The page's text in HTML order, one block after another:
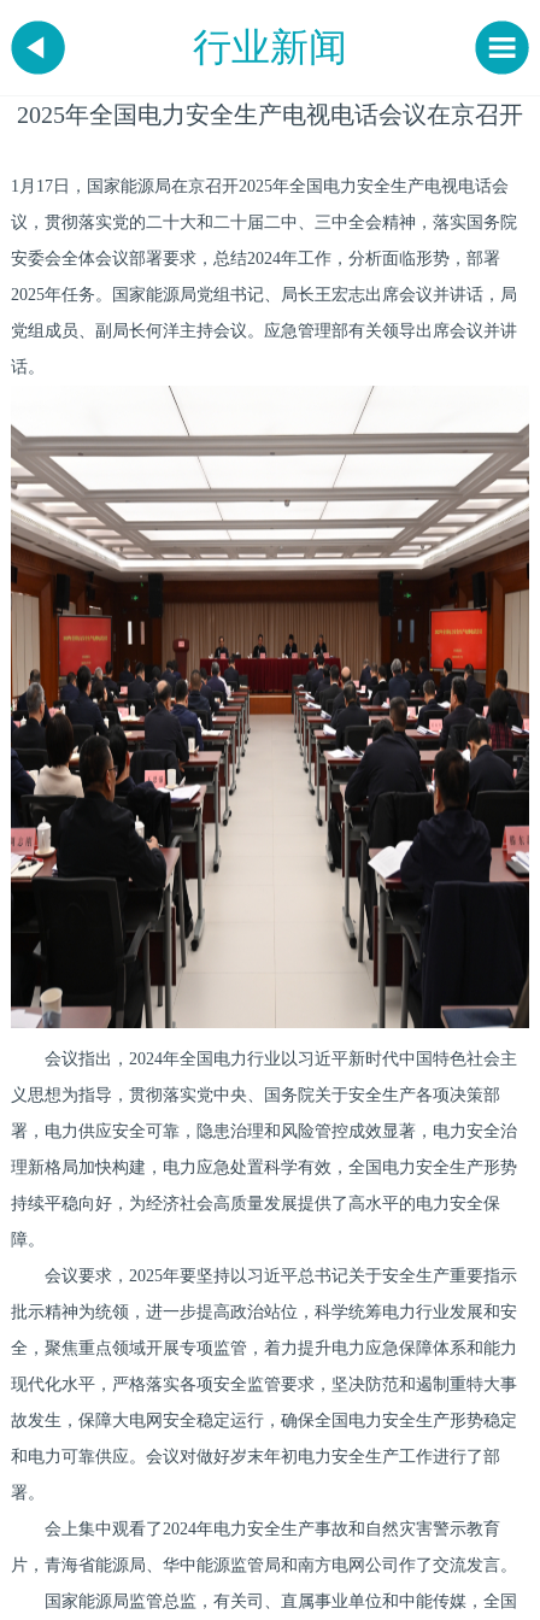
行业新闻
2025年全国电力安全生产电视电话会议在京召开
1月17日，国家能源局在京召开2025年全国电力安全生产电视电话会
议，贯彻落实党的二十大和二十届二中、三中全会精神，落实国务院
安委会全体会议部署要求，总结2024年工作，分析面临形势，部署
2025年任务。国家能源局党组书记、局长王宏志出席会议并讲话，局
党组成员、副局长何洋主持会议。应急管理部有关领导出席会议并讲
话。
会议指出，2024年全国电力行业以习近平新时代中国特色社会主
义思想为指导，贯彻落实党中央、国务院关于安全生产各项决策部
署，电力供应安全可靠，隐患治理和风险管控成效显著，电力安全治
理新格局加快构建，电力应急处置科学有效，全国电力安全生产形势
持续平稳向好，为经济社会高质量发展提供了高水平的电力安全保
障。
会议要求，2025年要坚持以习近平总书记关于安全生产重要指示
批示精神为统领，进一步提高政治站位，科学统筹电力行业发展和安
全，聚焦重点领域开展专项监管，着力提升电力应急保障体系和能力
现代化水平，严格落实各项安全监管要求，坚决防范和遏制重特大事
故发生，保障大电网安全稳定运行，确保全国电力安全生产形势稳定
和电力可靠供应。会议对做好岁末年初电力安全生产工作进行了部
署。
会上集中观看了2024年电力安全生产事故和自然灾害警示教育
片，青海省能源局、华中能源监管局和南方电网公司作了交流发言。
国家能源局监管总监，有关司、直属事业单位和中能传媒，全国